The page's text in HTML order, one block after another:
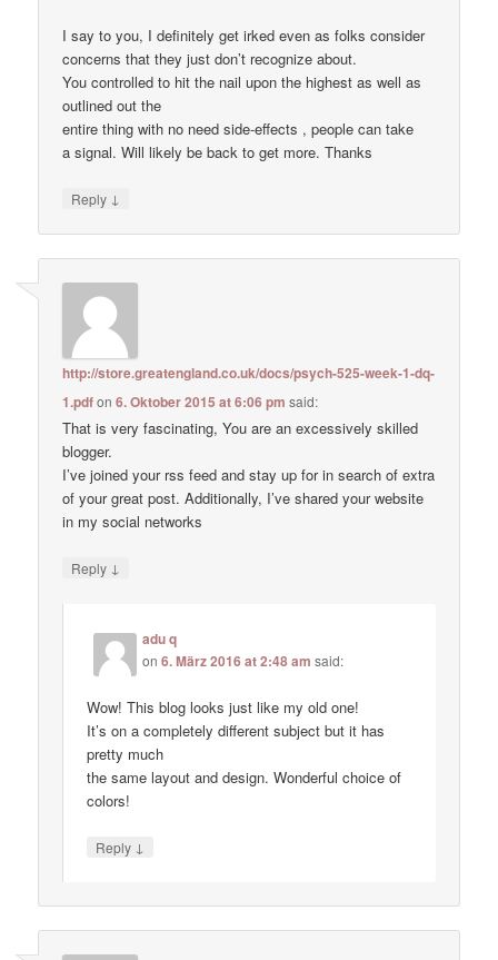
I say to you, I definitely get irked even as folks consider
concerns that they just don’t recognize about.
You controlled to hit the nail upon the highest as well as
outlined out the
entire thing with no need side-effects , people can take
a signal. Will likely be back to get more. Thanks
Reply ↓
http://store.greatengland.co.uk/docs/psych-525-week-1-dq-
1.pdfon6. Oktober 2015 at 6:06 pm said:
That is very fascinating, You are an excessively skilled
blogger.
I’ve joined your rss feed and stay up for in search of extra
of your great post. Additionally, I’ve shared your website
in my social networks
Reply ↓
adu q
on6. März 2016 at 2:48 am said:
Wow! This blog looks just like my old one!
It’s on a completely different subject but it has
pretty much
the same layout and design. Wonderful choice of
colors!
Reply ↓